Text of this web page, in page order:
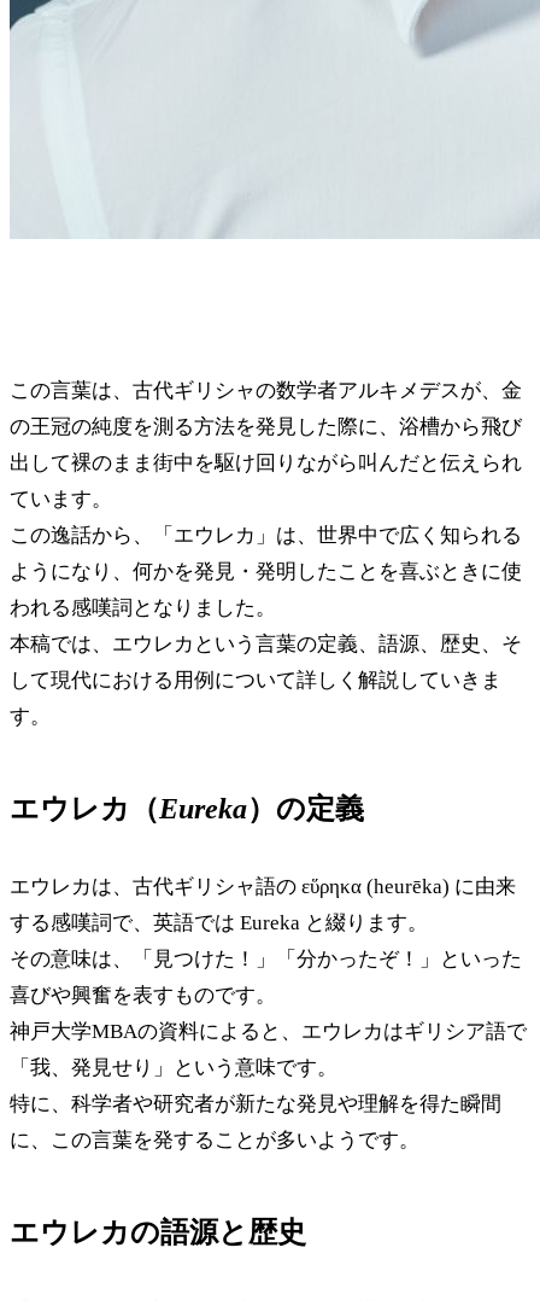
この言葉は、古代ギリシャの数学者アルキメデスが、金
の王冠の純度を測る方法を発見した際に、浴槽から飛び
出して裸のまま街中を駆け回りながら叫んだと伝えられ
ています。
この逸話から、「エウレカ」は、世界中で広く知られる
ようになり、何かを発見・発明したことを喜ぶときに使
われる感嘆詞となりました。
本稿では、エウレカという言葉の定義、語源、歴史、そ
して現代における用例について詳しく解説していきま
す。
エウレカ（Eureka）の定義
エウレカは、古代ギリシャ語の εὕρηκα (heurēka) に由来
する感嘆詞で、英語では Eureka と綴ります。
その意味は、「見つけた！」「分かったぞ！」といった
喜びや興奮を表すものです。
神戸大学MBAの資料によると、エウレカはギリシア語で
「我、発見せり」という意味です。
特に、科学者や研究者が新たな発見や理解を得た瞬間
に、この言葉を発することが多いようです。
エウレカの語源と歴史